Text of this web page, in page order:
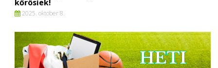
kőrösiek!
2025. oktober 8.